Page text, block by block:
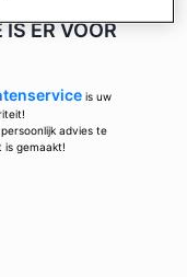
ER VOOR
is uw
advies te
is gemaakt!